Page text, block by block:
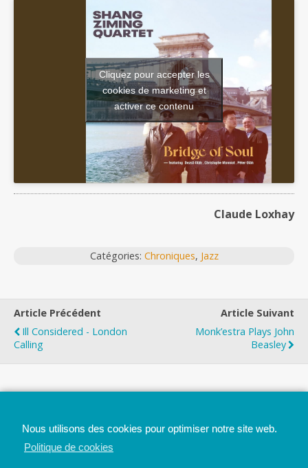
Cliquez pour accepter les
cookies de marketing et
activer ce contenu
Claude Loxhay
Catégories: Chroniques, Jazz
Article Précédent
Ill Considered - London
Calling
Article Suivant
Monk’estra Plays John
Beasley
Nous utilisons des cookies pour optimiser notre site web.
Politique de cookies